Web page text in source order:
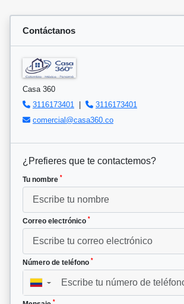
Contáctanos
Casa 360
3116173401
|
3116173401
comercial@casa360.co
¿Prefieres que te contactemos?
Tu nombre *
Correo electrónico *
Número de teléfono *
▼
*